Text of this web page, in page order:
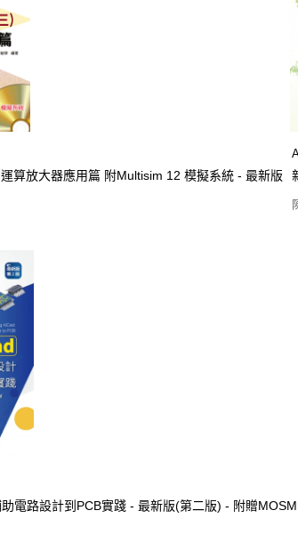
算放大器應用篇 附Multisim 12 模擬系統 - 最新版
電路設計到PCB實踐 - 最新版(第二版) - 附贈